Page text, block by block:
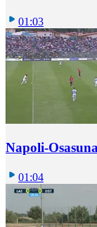
01:03
Napoli-
01:04